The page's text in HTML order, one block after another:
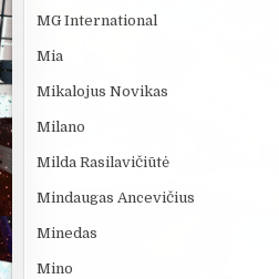
MG International
Mia
Mikalojus Novikas
Milano
Milda Rasilavičiūtė
Mindaugas Ancevičius
Minedas
Mino